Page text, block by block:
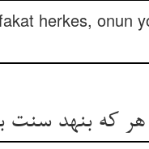
herkes, onun